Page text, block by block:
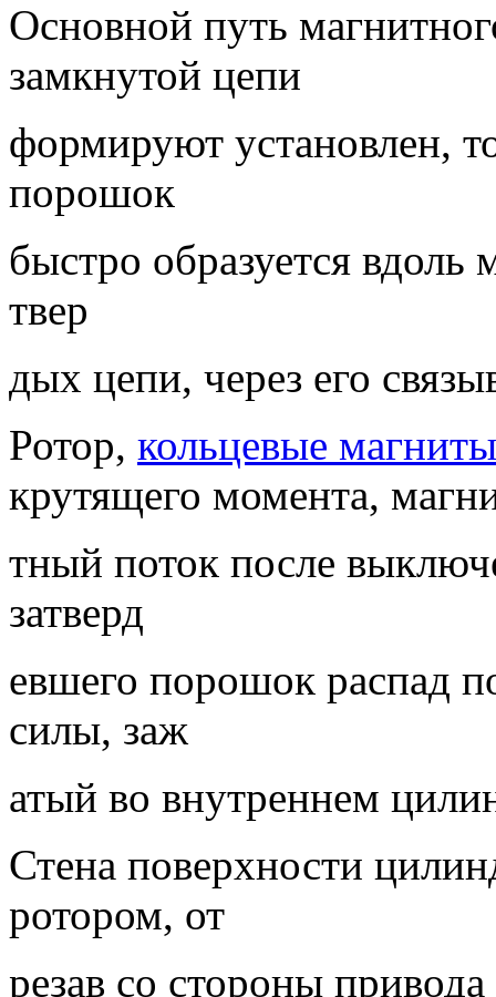
Основной путь
замкнутой цепи
формируют установлен,
порошок
быстро образуется вдоль
твер
дых цепи, через его
Ротор, кольцевые магниты
крутящего момента,
тный поток после
затверд
евшего порошок распад
силы, заж
атый во внутреннем
Стена поверхности
ротором, от
резав со стороны